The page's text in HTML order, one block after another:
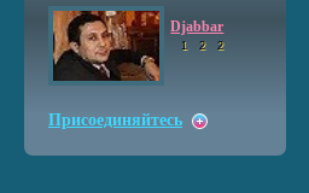
Djabbar
1 2 2
Присоединяйтесь